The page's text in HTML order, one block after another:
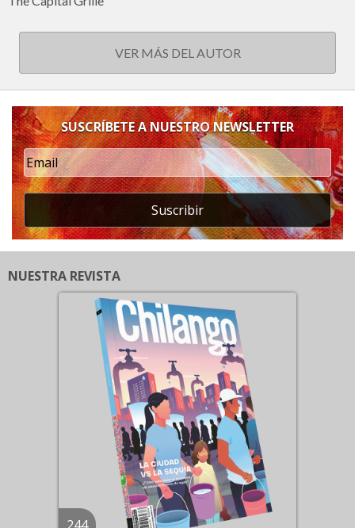
VER MÁS DEL AUTOR
SUSCRÍBETE A NUESTRO NEWSLETTER
Suscribir
NUESTRA REVISTA